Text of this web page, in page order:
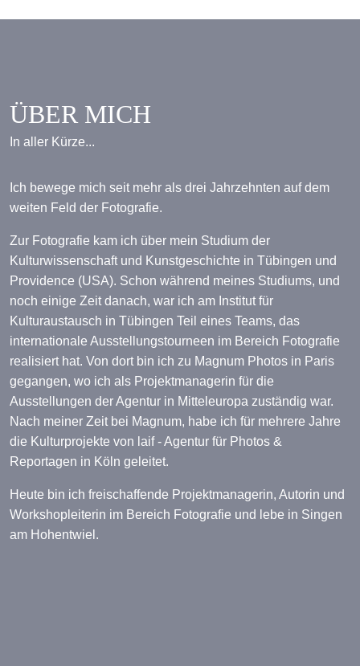
ÜBER MICH
In aller Kürze...
Ich bewege mich seit mehr als drei Jahrzehnten auf dem
weiten Feld der Fotografie.
Zur Fotografie kam ich über mein Studium der
Kulturwissenschaft und Kunstgeschichte in Tübingen und
Providence (USA). Schon während meines Studiums, und
noch einige Zeit danach, war ich am Institut für
Kulturaustausch in Tübingen Teil eines Teams, das
internationale Ausstellungstourneen im Bereich Fotografie
realisiert hat. Von dort bin ich zu Magnum Photos in Paris
gegangen, wo ich als Projektmanagerin für die
Ausstellungen der Agentur in Mitteleuropa zuständig war.
Nach meiner Zeit bei Magnum, habe ich für mehrere Jahre
die Kulturprojekte von laif - Agentur für Photos &
Reportagen in Köln geleitet.
Heute bin ich freischaffende Projektmanagerin, Autorin und
Workshopleiterin im Bereich Fotografie und lebe in Singen
am Hohentwiel.